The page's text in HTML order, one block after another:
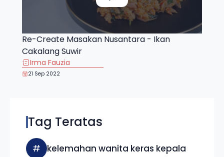
Re-Create Masakan Nusantara - Ikan
Cakalang Suwir
Irma Fauzia
21 Sep 2022
Tag Teratas
# kelemahan wanita keras kepala